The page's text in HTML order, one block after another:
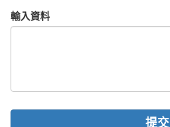
輸入資料
提交